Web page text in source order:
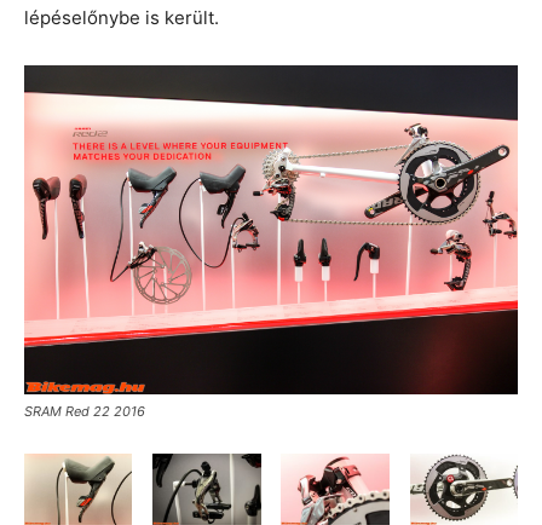
lépéselőnybe is került.
SRAM Red 22 2016